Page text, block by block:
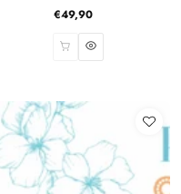
Preço
normal
€49,90